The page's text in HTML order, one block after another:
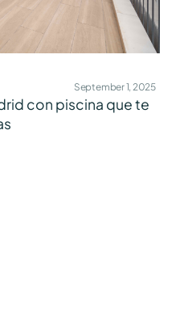
September 1, 2025
con piscina que te